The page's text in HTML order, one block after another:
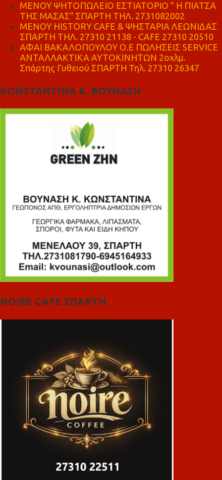
ΜΕΝΟΥ ΨΗΤΟΠΩΛΕΙΟ ΕΣΤΙΑΤΟΡΙΟ " Η ΠΙΑΤΣΑ
ΤΗΣ ΜΑΣΑΣ" ΣΠΑΡΤΗ ΤΗΛ. 2731082002
ΜΕΝΟΥ HISTORY CAFE & ΨΗΣΤΑΡΙΑ ΛΕΩΝΙΔΑΣ
ΣΠΑΡΤΗ ΤΗΛ. 27310 21138 - CAFE 27310 20510
ΑΦΑΙ ΒΑΚΑΛΟΠΟΥΛΟΥ Ο.Ε ΠΩΛΗΣΕΙΣ SERVICE
ΑΝΤΑΛΛΑΚΤΙΚΑ ΑΥΤΟΚΙΝΗΤΩΝ 2οχλμ.
Σπάρτης Γυθειού ΣΠΑΡΤΗ Τηλ. 27310 26347
ΚΩΝΣΤΑΝΤΙΝΑ Κ. ΒΟΥΝΑΣΗ
NOIRE CAFE ΣΠΑΡΤΗ